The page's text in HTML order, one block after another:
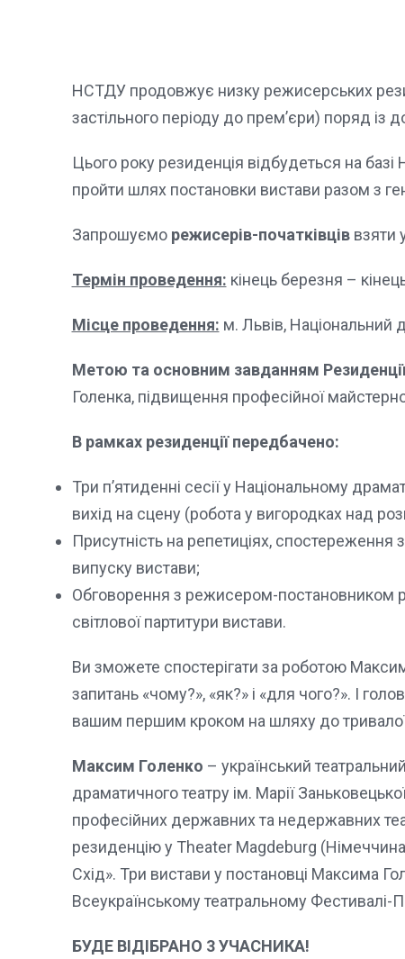
НСТДУ продовжує низку режисерських
застільного періоду до прем’єри) поряд із
Цього року резиденція відбудеться на
пройти шлях постановки вистави разом з
Запрошуємо режисерів-початківціввзяти
Термін проведення: кінець березня –
Місце проведення: м. Львів, Національний
Метою та основним завданням
Голенка, підвищення професійної
В рамках резиденції передбачено:
Три п’ятиденні сесії у Національному
вихід на сцену (робота у вигородках над
Присутність на репетиціях,
випуску вистави;
Обговорення з режисером-постановником
світлової партитури вистави.
Ви зможете спостерігати за роботою
запитань «чому?», «як?» і «для чого?». І
вашим першим кроком на шляху до тривалої
Максим Голенко – український
драматичного театру ім. Марії
професійних державних та недержавних
резиденцію у Theater Magdeburg
Схід». Три вистави у постановці Максима
Всеукраїнському театральному Фестивалі-
БУДЕ ВІДІБРАНО 3 УЧАСНИКА!